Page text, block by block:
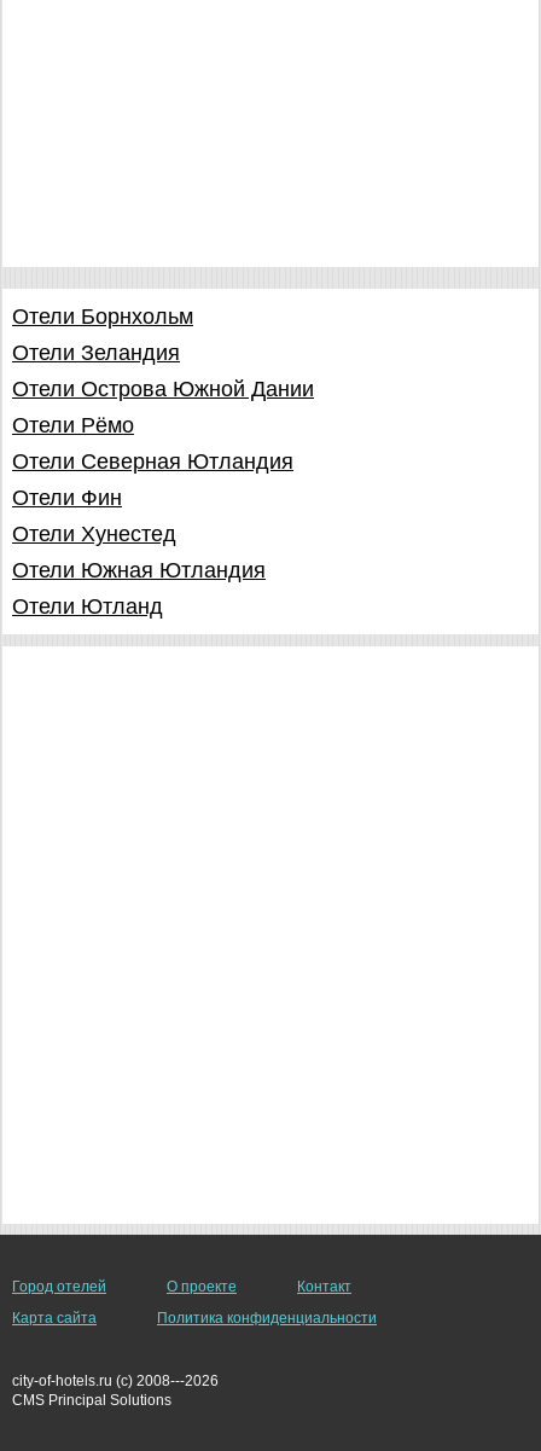
Отели Борнхольм
Отели Зеландия
Отели Острова Южной Дании
Отели Рёмо
Отели Северная Ютландия
Отели Фин
Отели Хунестед
Отели Южная Ютландия
Отели Ютланд
Город отелей О проекте
Контакт
Карта сайта
Политика конфиденциальности
city-of-hotels.ru (c) 2008---2026
СMS Principal Solutions